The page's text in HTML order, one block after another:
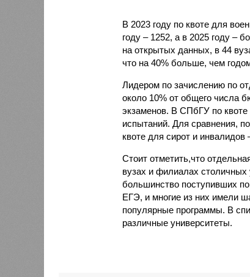
В 2023 году по квоте для
году – 1252, а в 2025 году –
на открытых данных, в 44
что на 40% больше, чем
Лидером по зачислению по
около 10% от общего числа
экзаменов. В СПбГУ по квоте
испытаний. Для сравнения,
квоте для сирот и инвалидов
Стоит отметить,что
вузах и филиалах столичных
большинство поступивших
ЕГЭ, и многие из них имели
популярные программы. В
различные университеты.